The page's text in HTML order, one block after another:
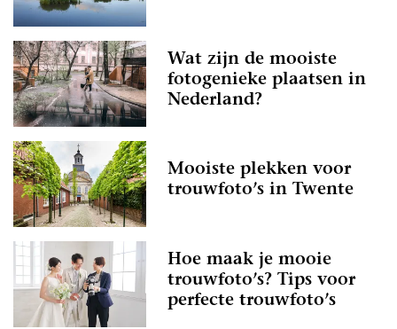
Wat zijn de mooiste
fotogenieke plaatsen in
Nederland?
Mooiste plekken voor
trouwfoto’s in Twente
Hoe maak je mooie
trouwfoto’s? Tips voor
perfecte trouwfoto’s